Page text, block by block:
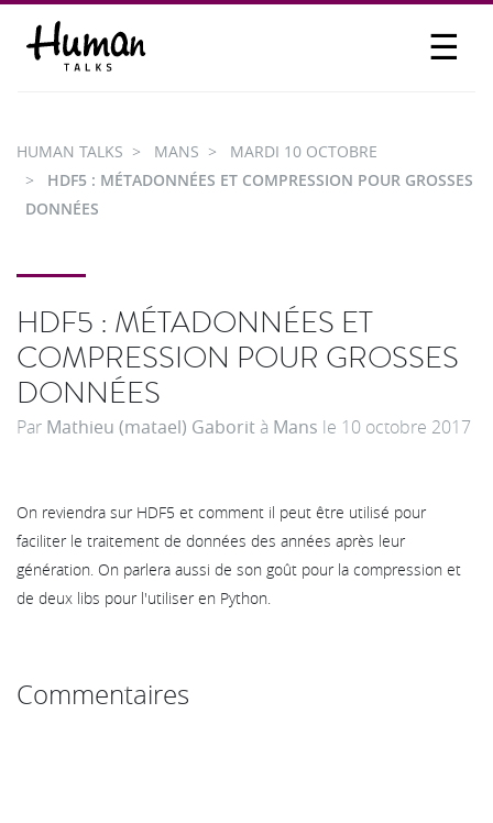
☰
PARTICIPER
HUMAN TALKS MANS
MARDI 10 OCTOBRE
HDF5 : MÉTADONNÉES ET COMPRESSION POUR GROSSES
DONNÉES
HDF5 : MÉTADONNÉES ET
COMPRESSION POUR GROSSES
DONNÉES
Par Mathieu (matael) Gaborit à Mans le 10 octobre 2017
On reviendra sur HDF5 et comment il peut être utilisé pour
faciliter le traitement de données des années après leur
génération. On parlera aussi de son goût pour la compression et
de deux libs pour l'utiliser en Python.
Commentaires